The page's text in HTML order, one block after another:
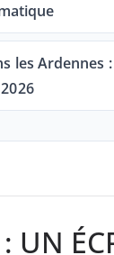
les Ardennes
2026
UN